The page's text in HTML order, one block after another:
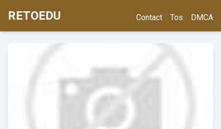
RETOEDU Contact Tos DMCA